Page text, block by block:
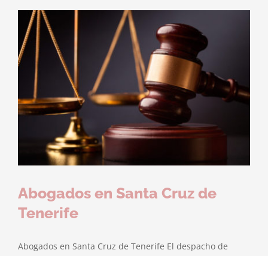
Abogados en Santa Cruz de
Tenerife
Abogados en Santa Cruz de Tenerife El despacho de